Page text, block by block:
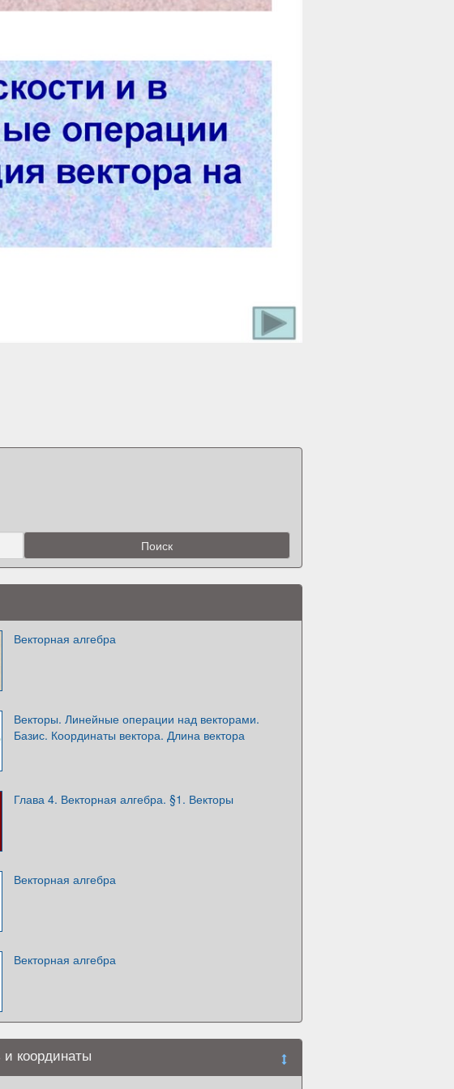
Векторная алгебра
Векторы. Линейные операции над векторами.
Базис. Координаты вектора. Длина вектора
Глава 4. Векторная алгебра. §1. Векторы
Векторная алгебра
Векторная алгебра
координаты